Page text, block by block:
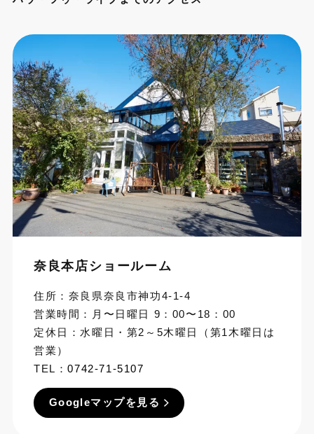
奈良本店ショールーム
住所：奈良県奈良市神功4-1-4
営業時間：月〜日曜日 9：00〜18：00
定休日：水曜日・第2～5木曜日（第1木曜日は
営業）
TEL：0742-71-5107
Googleマップを見る